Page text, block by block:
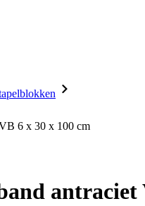
6 x 30 x 100 cm
antraciet